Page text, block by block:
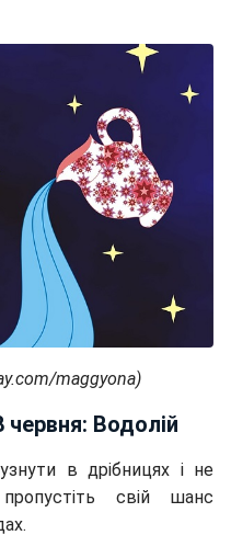
maggyona)
червня: Водолій
в дрібницях і не
свій шанс